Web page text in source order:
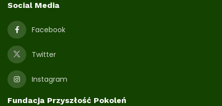
Social Media
Facebook
Twitter
Instagram
Fundacja Przyszłość Pokoleń